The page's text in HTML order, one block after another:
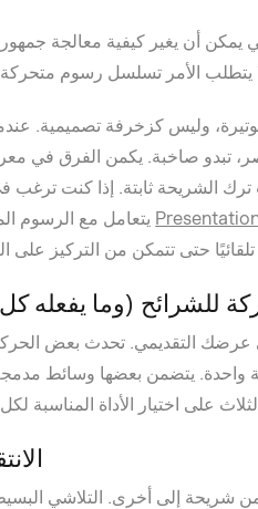
أن يغير كيفية معالجة
يتطلب الأمر تسلسل رسوم
وليس كزخرفة تصميمية.
تبدو صاخبة. يكمن الفرق في
الشريحة ثابتة. إذا كنت ترغب
يتعامل مع الرسوم
تلقائيًا حتى تتمكن من التركيز على
للشرائح (وما يفعله
التقديمي. تحدث بعض
واحدة. يتضمن بعضها وسائط
على اختيار الأداة المناسبة
من شريحة إلى أخرى. التلاشي